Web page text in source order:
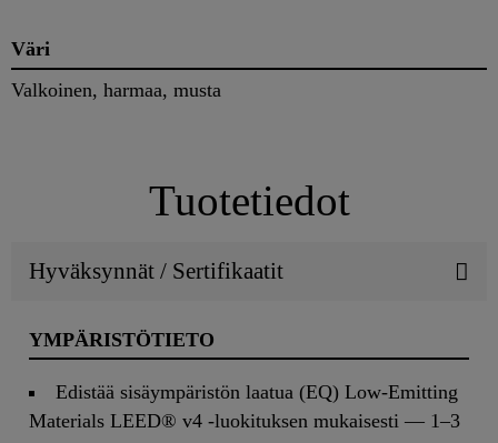
Väri
Valkoinen, harmaa, musta
Tuotetiedot
Hyväksynnät / Sertifikaatit
YMPÄRISTÖTIETO
Edistää sisäympäristön laatua (EQ) Low-Emitting
Materials LEED® v4 -luokituksen mukaisesti — 1–3